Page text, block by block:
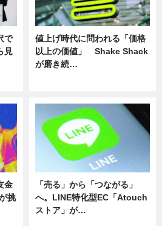
で
見
値上げ時代に問われる「価格
以上の価値」 Shake Shack
が磨き続…
金
挑
「売る」から「つながる」
へ。LINE特化型EC「Atouch
ストア」が…